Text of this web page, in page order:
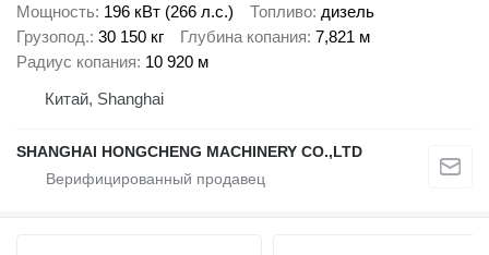
Мощность 196 кВт (266 л.с.) Топливо дизель
Грузопод. 30 150 кг Глубина копания 7,821 м
Радиус копания 10 920 м
Китай, Shanghai
SHANGHAI HONGCHENG MACHINERY CO.,LTD